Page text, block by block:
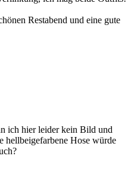
Restabend und eine gute
ich hier leider kein Bild und
hellbeigefarbene Hose würde